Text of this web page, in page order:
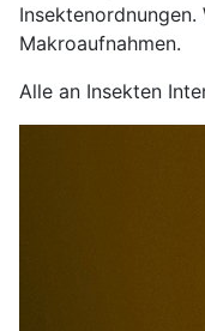
Makroaufnahmen.
Alle an Insekten